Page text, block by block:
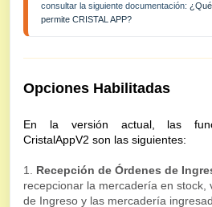
consultar la siguiente documentación:
permite CRISTAL APP?
Opciones Habilitadas
En la versión actual, las
CristalAppV2 son las siguientes:
1. Recepción de Órdenes de
recepcionar la mercadería en stock,
de Ingreso y las mercadería